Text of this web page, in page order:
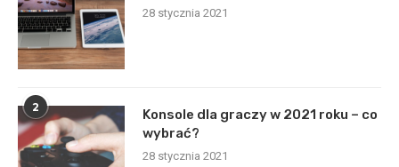
28 stycznia 2021
2
Konsole dla graczy w 2021 roku – co
wybrać?
28 stycznia 2021